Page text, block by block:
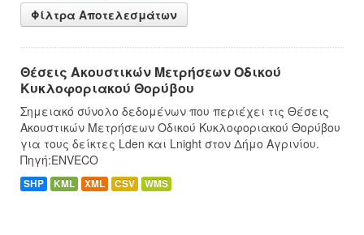
Φίλτρα Αποτελεσμάτων
Θέσεις Ακουστικών Μετρήσεων Οδικού
Κυκλοφοριακού Θορύβου
Σημειακό σύνολο δεδομένων που περιέχει τις Θέσεις
Ακουστικών Μετρήσεων Οδικού Κυκλοφοριακού Θορύβου
για τους δείκτες Lden και Lnight στον Δήμο Αγρινίου.
Πηγή:ENVECO
SHP KML XML CSV WMS